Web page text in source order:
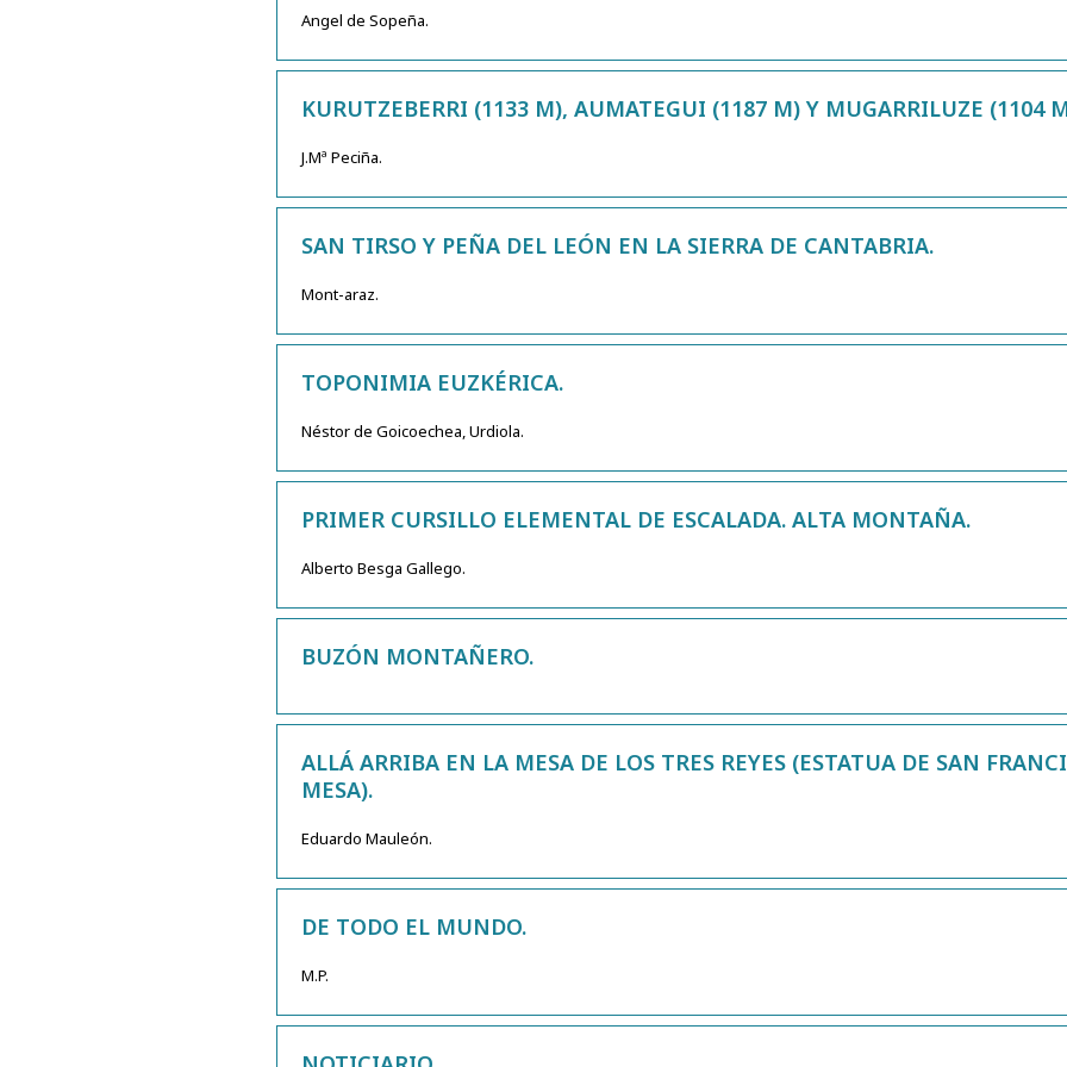
Angel de Sopeña.
KURUTZEBERRI (1133 M), AUMATEGUI (1187 M) Y MUGARRILUZE (1104
J.Mª Peciña.
SAN TIRSO Y PEÑA DEL LEÓN EN LA SIERRA DE CANTABRIA.
Mont-araz.
TOPONIMIA EUZKÉRICA.
Néstor de Goicoechea, Urdiola.
PRIMER CURSILLO ELEMENTAL DE ESCALADA. ALTA MONTAÑA.
Alberto Besga Gallego.
BUZÓN MONTAÑERO.
ALLÁ ARRIBA EN LA MESA DE LOS TRES REYES (ESTATUA DE SAN
MESA).
Eduardo Mauleón.
DE TODO EL MUNDO.
M.P.